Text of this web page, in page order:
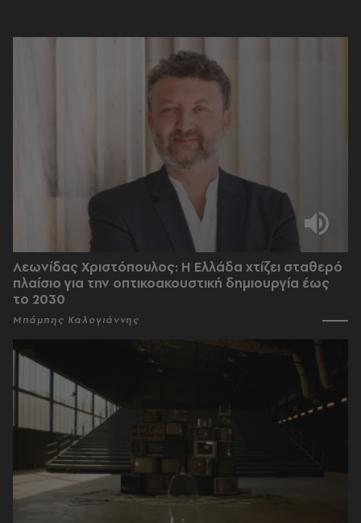
Λεωνίδας Χριστόπουλος: Η Ελλάδα χτίζει σταθερό
πλαίσιο για την οπτικοακουστική δημιουργία έως
το 2030
Μπάμπης Καλογιάννης